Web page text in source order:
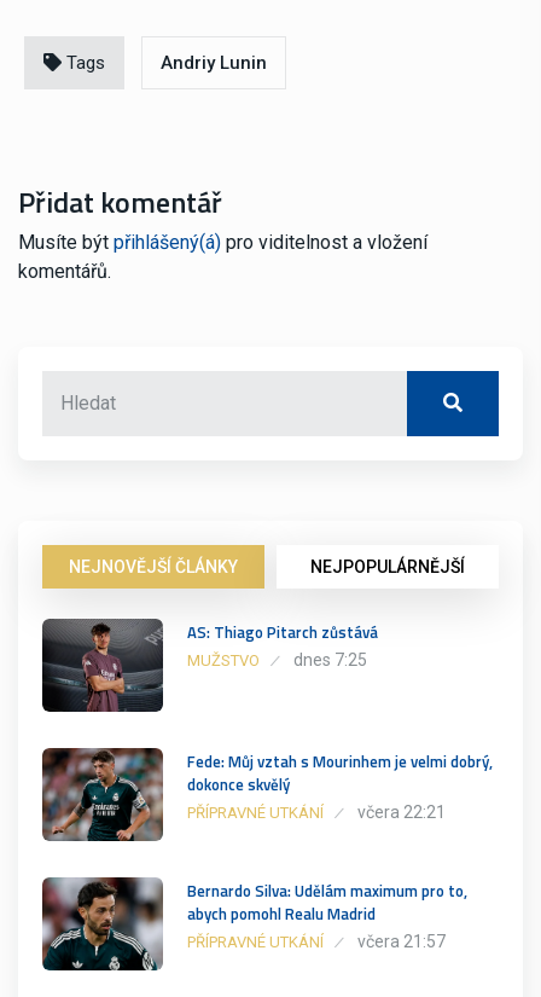
Tags Andriy Lunin
Přidat komentář
Musíte být přihlášený(á) pro viditelnost a vložení
komentářů.
NEJNOVĚJŠÍ ČLÁNKY NEJPOPULÁRNĚJŠÍ
AS: Thiago Pitarch zůstává
MUŽSTVO dnes 7:25
Fede: Můj vztah s Mourinhem je velmi dobrý,
dokonce skvělý
PŘÍPRAVNÉ UTKÁNÍ včera 22:21
Bernardo Silva: Udělám maximum pro to,
abych pomohl Realu Madrid
PŘÍPRAVNÉ UTKÁNÍ včera 21:57